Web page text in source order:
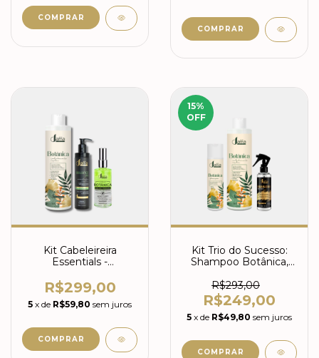
Kit Cabeleireira
Essentials -
Botânica 1L, Balance
pH 300g e Spray
Botânica
R$299,00
5 x de R$59,80 sem juros
15%
OFF
Kit Trio do Sucesso:
Shampoo Botânica,
Botânica e Equalizer
R$293,00
R$249,00
5 x de R$49,80 sem juros